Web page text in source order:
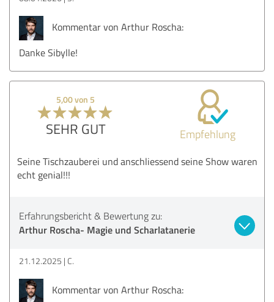
Kommentar von Arthur Roscha:
Danke Sibylle!
5,00 von 5
SEHR GUT Empfehlung
Seine Tischzauberei und anschliessend seine Show waren
echt genial!!!
Erfahrungsbericht & Bewertung zu:
Arthur Roscha- Magie und Scharlatanerie
21.12.2025 C.
Kommentar von Arthur Roscha: